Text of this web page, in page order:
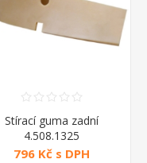
Stírací guma zadní
4.508.1325
796 Kč s DPH